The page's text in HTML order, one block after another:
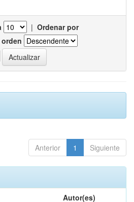
| Ordenar por
orden
Anterior 1 Siguiente
Autor(es)